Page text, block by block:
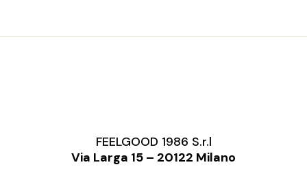
FEELGOOD 1986 S.r.l
Via Larga 15 – 20122 Milano